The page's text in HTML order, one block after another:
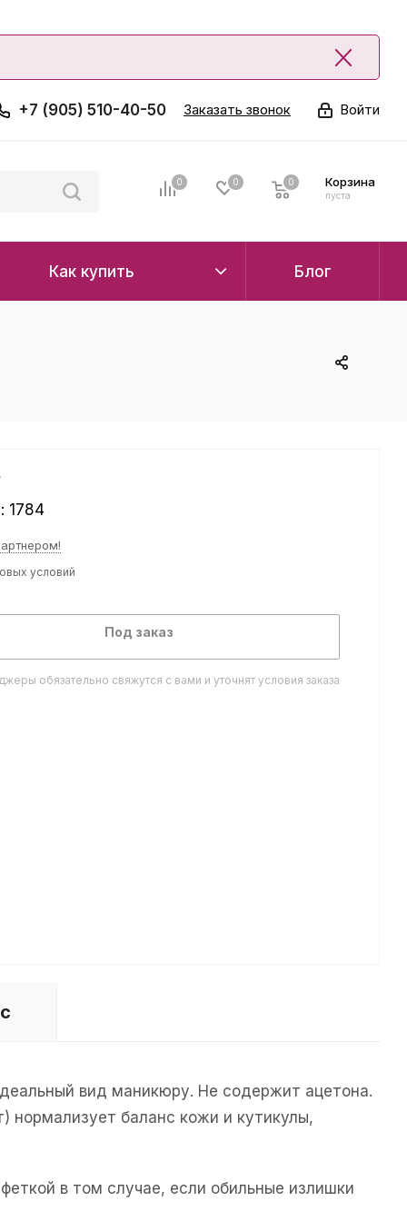
Войти
+7 (905) 510-40-50 Заказать звонок
0 0 Корзина
0
пуста
0
Как купить Блог
1784
условий
Под заказ
обязательно свяжутся с вами и уточнят условия заказа
вид маникюру. Не содержит ацетона.
нормализует баланс кожи и кутикулы,
в том случае, если обильные излишки